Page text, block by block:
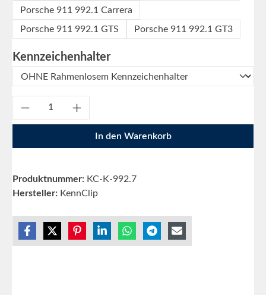
Porsche 911 992.1 Carrera
Porsche 911 992.1 GTS
Porsche 911 992.1 GT3
Kennzeichenhalterauswählen
Produkt Anzahl: Gib den gewünschten
In den Warenkorb
Produktnummer: KC-K-992.7
Hersteller: KennClip